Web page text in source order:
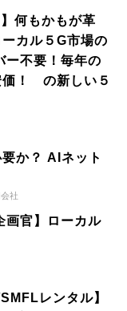
何もかもが革
カル５G市場の
ー不要！毎年の
価！ の新しい５
か？ AIネット
社
画官】ローカル
レンタル】